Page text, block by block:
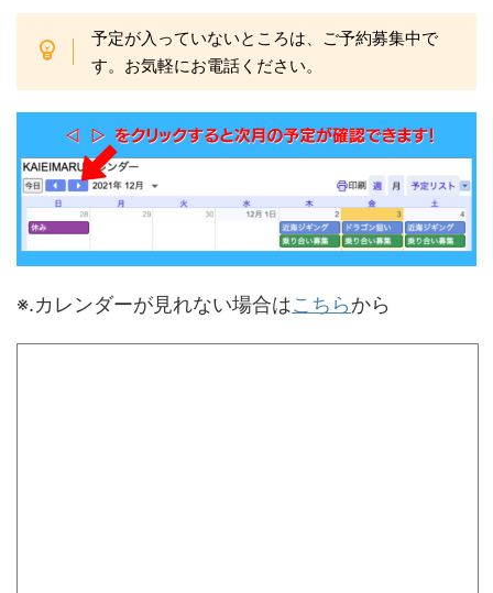
予定が入っていないところは、ご予約募集中で
す。お気軽にお電話ください。
※.カレンダーが見れない場合はこちらから